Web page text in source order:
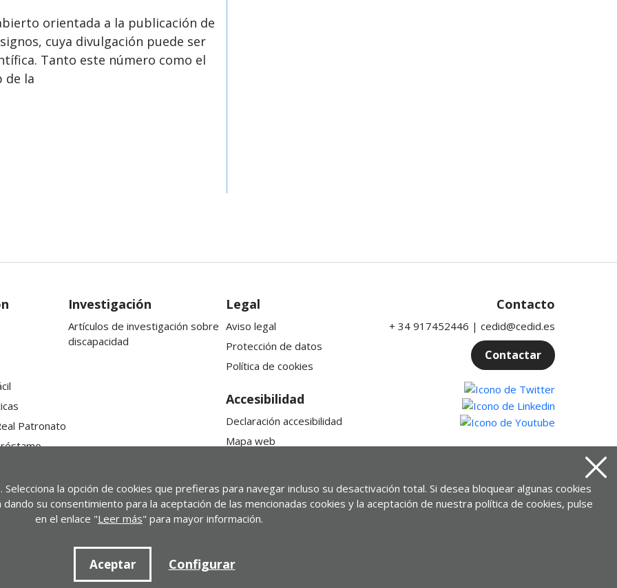
orientada a la publicación de
cuya divulgación puede ser
Tanto este número como el
de la
Patronato
Investigación
Artículos de investigación sobre
discapacidad
Legal
Aviso legal
Protección de datos
Política de cookies
Accesibilidad
Declaración accesibilidad
Mapa web
Contacto
+ 34 917452446 | cedid@cedid.es
Contactar
Twitter
Serrano 140 28006 Madrid - España
la opción de cookies que prefieras para navegar incluso su desactivación total. Si desea bloquear algunas cookies
su consentimiento para la aceptación de las mencionadas cookies y la aceptación de nuestra política de cookies, pulse
en el enlace "Leer más" para mayor información.
Aceptar Configurar